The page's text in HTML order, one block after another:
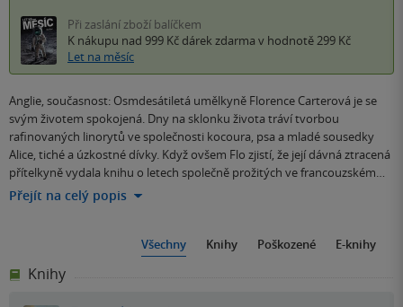
Při zaslání zboží balíčkem
K nákupu nad 999 Kč dárek zdarma v hodnotě 299 Kč
Let na měsíc
Anglie, současnost: Osmdesátiletá umělkyně Florence Carterová je se
svým životem spokojená. Dny na sklonku života tráví tvorbou
rafinovaných linorytů ve společnosti kocoura, psa a mladé sousedky
Alice, tiché a úzkostné dívky. Když ovšem Flo zjistí, že její dávná ztracená
přítelkyně vydala knihu o letech společně prožitých ve francouzském…
Přejít na celý popis
Všechny Knihy Poškozené E-knihy
Knihy